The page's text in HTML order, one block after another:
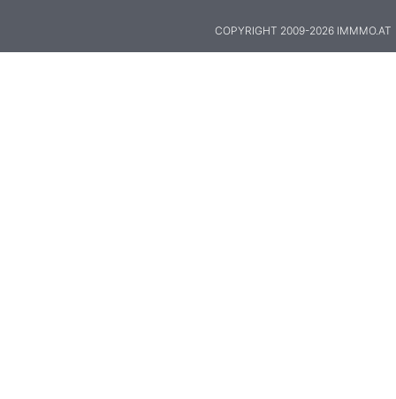
COPYRIGHT 2009-2026 IMMMO.AT